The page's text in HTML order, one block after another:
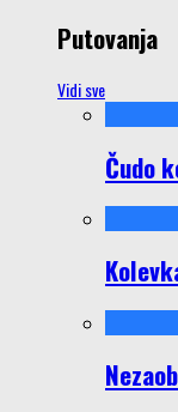
Putovanja
Vidi sve
Čudo